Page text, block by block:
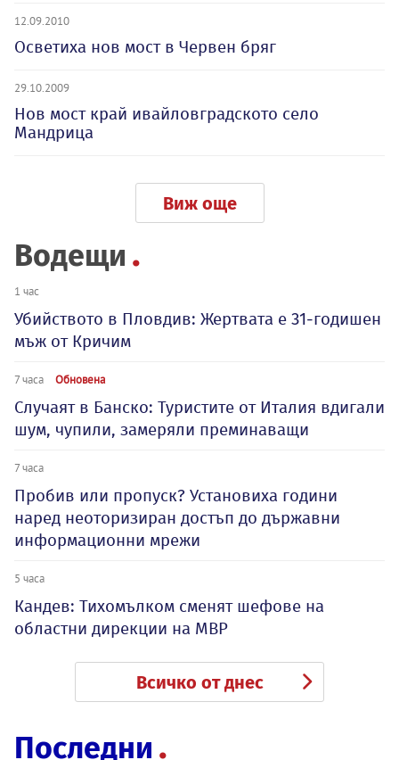
12.09.2010
Осветиха нов мост в Червен бряг
29.10.2009
Нов мост край ивайловградското село
Мандрица
Виж още
Водещи
1 час
Убийството в Пловдив: Жертвата е 31-годишен
мъж от Кричим
7 часа Обновена
Случаят в Банско: Туристите от Италия вдигали
шум, чупили, замеряли преминаващи
7 часа
Пробив или пропуск? Установиха години
наред неоторизиран достъп до държавни
информационни мрежи
5 часа
Кандев: Тихомълком сменят шефове на
областни дирекции на МВР
Всичко от днес
Последни